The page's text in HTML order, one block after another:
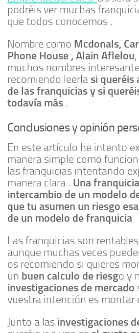
podréis ver muchas
que todos conocemos .
Nombre como Mcdonals,
Phone House , Alain Aflelou
muchos nombres
recomiendo leerla si queréis
de las franquicias y si
todavía más .
Conclusiones y opinión
En este artículo he intento
manera simple como
las franquicias intentando
manera clara . Una
intercambio de un modelo
que tu asumen un riesgo
de un modelo de franquicia
Las franquicias son
aunque muchas veces
os recomiendo si quieres
un buen calculo de riesgo y
investigaciones de mercado
vuestra intención es montar
Junto a las investigaciones